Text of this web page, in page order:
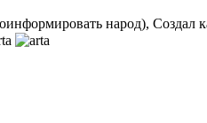
народ),